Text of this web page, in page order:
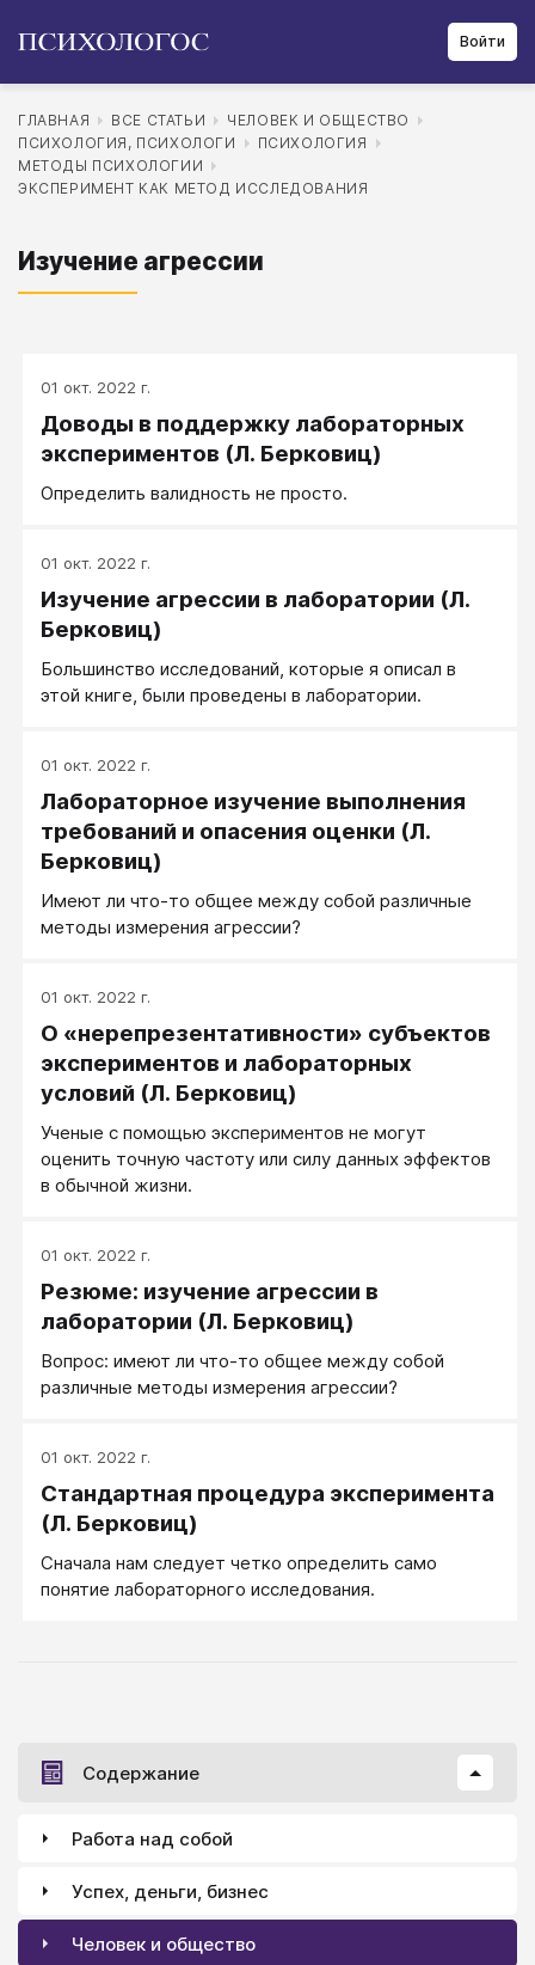
Войти
ГЛАВНАЯ ВСЕ СТАТЬИ
ЧЕЛОВЕК И ОБЩЕСТВО
ПСИХОЛОГИЯ, ПСИХОЛОГИ
ПСИХОЛОГИЯ
МЕТОДЫ ПСИХОЛОГИИ
ЭКСПЕРИМЕНТ КАК МЕТОД ИССЛЕДОВАНИЯ
Изучение агрессии
01 окт. 2022 г.
Доводы в поддержку лабораторных
экспериментов (Л. Берковиц)
Определить валидность не просто.
01 окт. 2022 г.
Изучение агрессии в лаборатории (Л.
Берковиц)
Большинство исследований, которые я описал в
этой книге, были проведены в лаборатории.
01 окт. 2022 г.
Лабораторное изучение выполнения
требований и опасения оценки (Л.
Берковиц)
Имеют ли что-то общее между собой различные
методы измерения агрессии?
01 окт. 2022 г.
О «нерепрезентативности» субъектов
экспериментов и лабораторных
условий (Л. Берковиц)
Ученые с помощью экспериментов не могут
оценить точную частоту или силу данных эффектов
в обычной жизни.
01 окт. 2022 г.
Резюме: изучение агрессии в
лаборатории (Л. Берковиц)
Вопрос: имеют ли что-то общее между собой
различные методы измерения агрессии?
01 окт. 2022 г.
Стандартная процедура эксперимента
(Л. Берковиц)
Сначала нам следует четко определить само
понятие лабораторного исследования.
Содержание
Работа над собой
Успех, деньги, бизнес
Человек и общество